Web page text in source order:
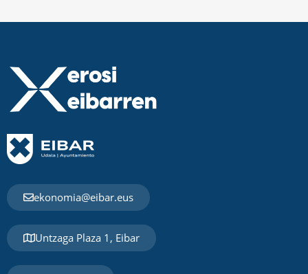
ekonomia@eibar.eus
Untzaga Plaza 1, Eibar